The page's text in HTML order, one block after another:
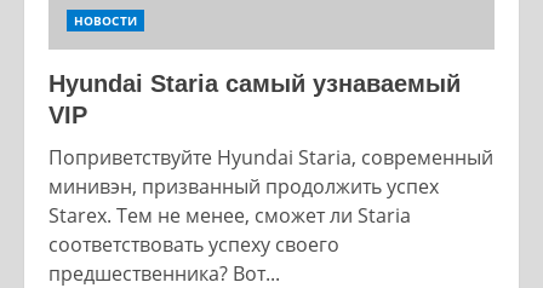
НОВОСТИ
Hyundai Staria самый узнаваемый
VIP
Поприветствуйте Hyundai Staria, современный
минивэн, призванный продолжить успех
Starex. Тем не менее, сможет ли Staria
соответствовать успеху своего
предшественника? Вот...